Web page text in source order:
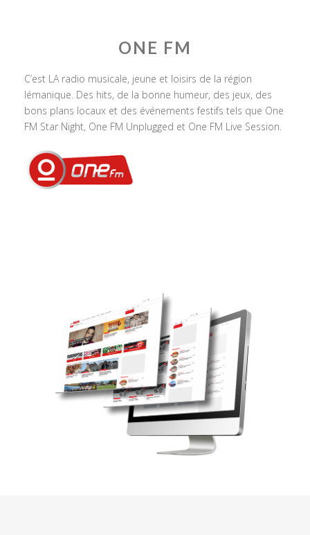
ONE FM
C’est LA radio musicale, jeune et loisirs de la région
lémanique. Des hits, de la bonne humeur, des jeux, des
bons plans locaux et des événements festifs tels que One
FM Star Night, One FM Unplugged et One FM Live Session.